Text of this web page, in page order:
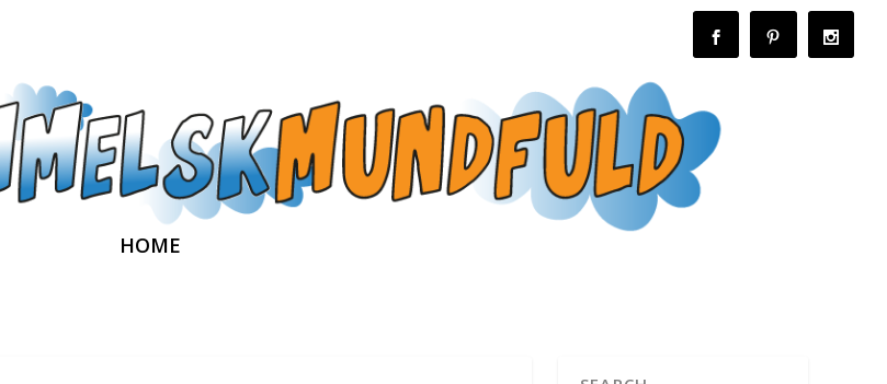
HOME